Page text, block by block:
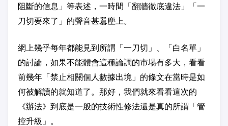
阻斷的信息」等表述，一時間「翻牆徹底違法」「一
刀切要來了」的聲音甚囂塵上。
網上幾乎每年都能見到所謂「一刀切」、「白名單」
的討論，如果不能體會這種論調的市場有多大，看看
前幾年「禁止相關個人數據出境」的條文在當時是如
何被解讀的就知道了。那好，我們就來看看這次的
《辦法》到底是一般的技術性修法還是真的所謂「管
控升級」。